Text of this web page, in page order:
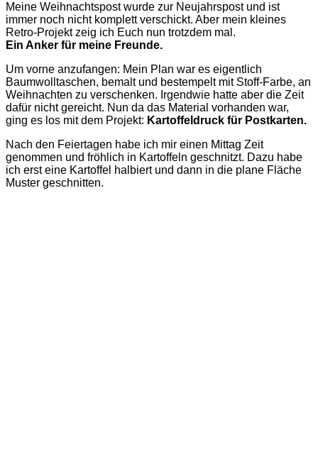
Meine Weihnachtspost wurde zur Neujahrspost und ist
immer noch nicht komplett verschickt. Aber mein kleines
Retro-Projekt zeig ich Euch nun trotzdem mal.
Ein Anker für meine Freunde.
Um vorne anzufangen: Mein Plan war es eigentlich
Baumwolltaschen, bemalt und bestempelt mit Stoff-Farbe, an
Weihnachten zu verschenken. Irgendwie hatte aber die Zeit
dafür nicht gereicht. Nun da das Material vorhanden war,
ging es los mit dem Projekt: Kartoffeldruck für Postkarten.
Nach den Feiertagen habe ich mir einen Mittag Zeit
genommen und fröhlich in Kartoffeln geschnitzt. Dazu habe
ich erst eine Kartoffel halbiert und dann in die plane Fläche
Muster geschnitten.